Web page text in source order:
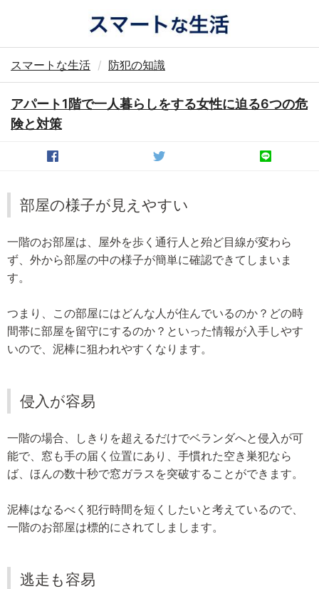
スマートな生活 防犯の知識
アパート1階で一人暮らしをする女性に迫る6つの危
険と対策
部屋の様子が見えやすい
一階のお部屋は、屋外を歩く通行人と殆ど目線が変わら
ず、外から部屋の中の様子が簡単に確認できてしまいま
す。
つまり、この部屋にはどんな人が住んでいるのか？どの時
間帯に部屋を留守にするのか？といった情報が入手しやす
いので、泥棒に狙われやすくなります。
侵入が容易
一階の場合、しきりを超えるだけでベランダへと侵入が可
能で、窓も手の届く位置にあり、手慣れた空き巣犯なら
ば、ほんの数十秒で窓ガラスを突破することができます。
泥棒はなるべく犯行時間を短くしたいと考えているので、
一階のお部屋は標的にされてしまします。
逃走も容易